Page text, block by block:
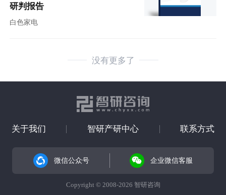
研判报告
白色家电
没有更多了
关于我们 智研产研中心 联系方式
微信公众号 企业微信客服
Copyright © 2008-2026 智研咨询